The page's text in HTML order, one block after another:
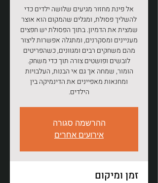
אל פינת מחזור מגיעים שלושה ילדים כדי
להשליך פסולת, ומגלים שהמקום הוא אוצר
שמצית את הדמיון. בתוך הפסולת יש חפצים
מעניינים ומסקרנים, ומתגלה אפשרות ליצור
מהם משחקים רבים ומגוונים, כשהפריטים
הומור, שמחה אך גם אי הבנות, העלבויות
ומחנאות מאפיינים את הדינמיקה בין
הילדים.
ההרשמה סגורה
אירועים אחרים
זמן ומיקום